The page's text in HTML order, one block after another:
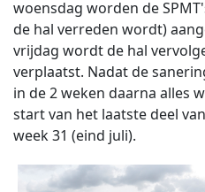
woensdag worden de
de hal verreden wordt)
vrijdag wordt de hal
verplaatst. Nadat de
in de 2 weken daarna alles
start van het laatste deel
week 31 (eind juli).